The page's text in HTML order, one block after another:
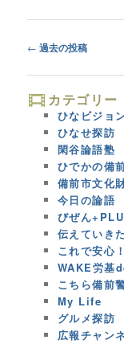
Post
← 過去の投稿
カテゴリー
ひなビジョ
ひなせ探訪
閑谷論語塾
ひでかの備
備前市文化
今日の論語
びぜん
伝えていき
これで安心
WAKE労基
こちら備前
My Life
グルメ探訪
広報チャン